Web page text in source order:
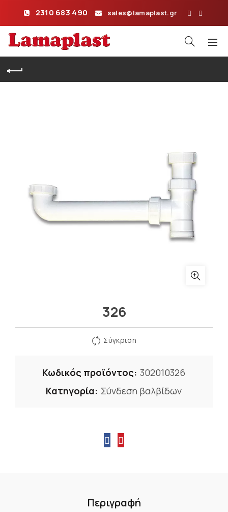
2310 683 490 sales@lamaplast.gr
326
Σύγκριση
Κωδικός προϊόντος: 302010326
Κατηγορία: Σύνδεση βαλβίδων
Περιγραφή